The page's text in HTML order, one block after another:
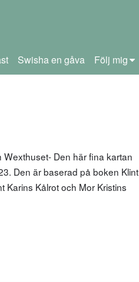
Swisha en gåva Följ mig
Den här fina kartan
Den är baserad på boken Klint
Karins Kålrot och Mor Kristins